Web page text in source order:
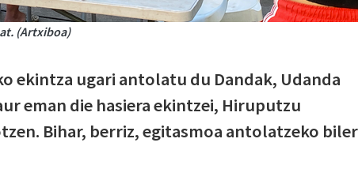
(Artxiboa)
ekintza ugari antolatu du Dandak, Udanda
eman die hasiera ekintzei, Hiruputzu
Bihar, berriz, egitasmoa antolatzeko